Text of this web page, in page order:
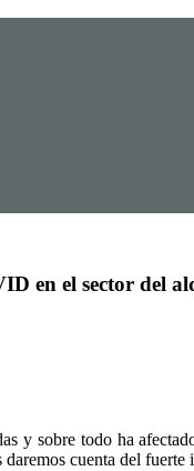
en el sector del
y sobre todo ha
cuenta del